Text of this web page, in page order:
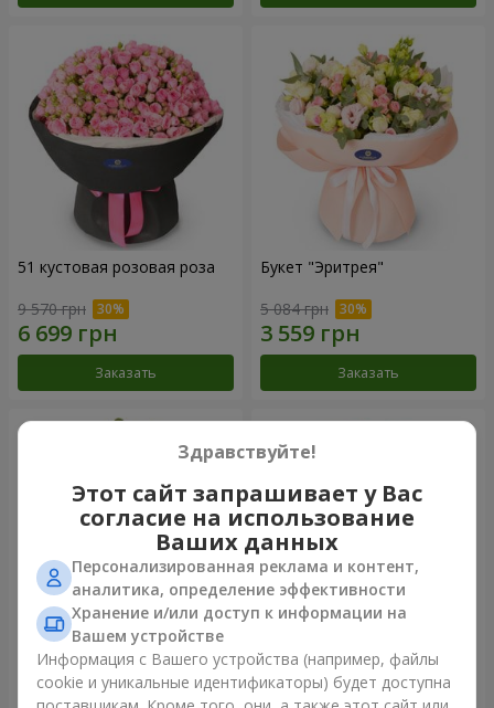
51 кустовая розовая роза
9 570 грн
Заказать
Букет "Эритрея"
5 084 грн
Заказать
Букет "Nude Perfume"
3 128 грн
Букет "Розовая нежность"
4 856 грн
Здравствуйте!
Этот сайт запрашивает у Вас
согласие на использование
Ваших данных
Персонализированная реклама и контент,
аналитика, определение эффективности
Хранение и/или доступ к информации на
Вашем устройстве
Информация с Вашего устройства (например, файлы
cookie и уникальные идентификаторы) будет доступна